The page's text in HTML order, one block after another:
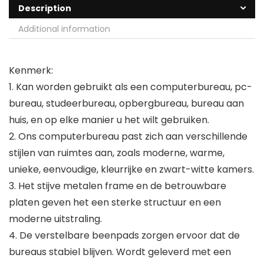
Description
Additional information
Kenmerk:
1. Kan worden gebruikt als een computerbureau, pc-
bureau, studeerbureau, opbergbureau, bureau aan
huis, en op elke manier u het wilt gebruiken.
2. Ons computerbureau past zich aan verschillende
stijlen van ruimtes aan, zoals moderne, warme,
unieke, eenvoudige, kleurrijke en zwart-witte kamers.
3. Het stijve metalen frame en de betrouwbare
platen geven het een sterke structuur en een
moderne uitstraling.
4. De verstelbare beenpads zorgen ervoor dat de
bureaus stabiel blijven. Wordt geleverd met een